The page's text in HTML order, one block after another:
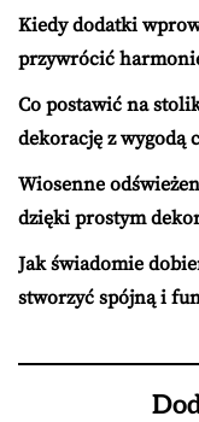
Kiedy dodatki
przywrócić
Co postawić na
dekorację z wygodą
Wiosenne
dzięki prostym
Jak świadomie
stworzyć spójną i